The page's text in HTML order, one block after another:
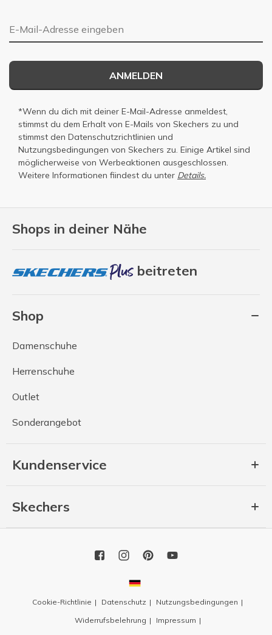
Shops in deiner Nähe
beitreten
Shop
Damenschuhe
Herrenschuhe
Outlet
Sonderangebot
Kundenservice
Skechers
E-Mail-Adresse
ANMELDEN
*Wenn du dich mit deiner E-Mail-Adresse anmeldest,
stimmst du dem Erhalt von E-Mails von Skechers zu und
stimmst den Datenschutzrichtlinien und
Nutzungsbedingungen von Skechers zu. Einige Artikel sind
möglicherweise von Werbeaktionen ausgeschlossen.
Weitere Informationen fiindest du unter Details.
Cookie-Richtlinie Datenschutz
Nutzungsbedingungen
Widerrufsbelehrung
Impressum